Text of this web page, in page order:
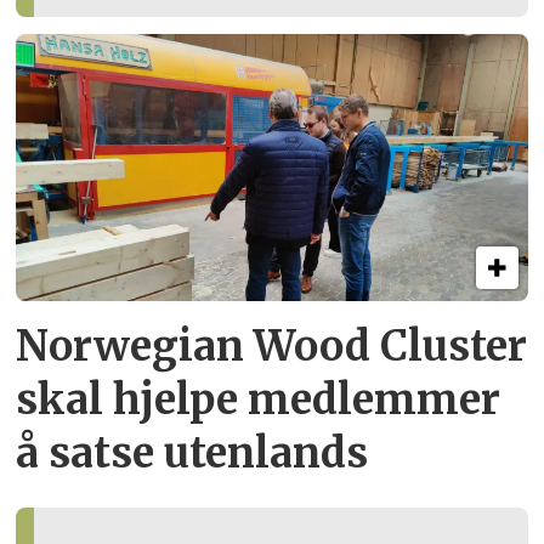
Norwegian Wood Cluster
skal hjelpe medlemmer
å satse utenlands